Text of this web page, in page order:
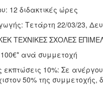
12 διδακτικές ώρες
Τετάρτη 22/03/23,
ΤΕΧΝΙΚΕΣ ΣΧΟΛΕΣ
ανά συμμετοχή
εκπτώσεις 10%: Σε
50% της συμμετοχής,